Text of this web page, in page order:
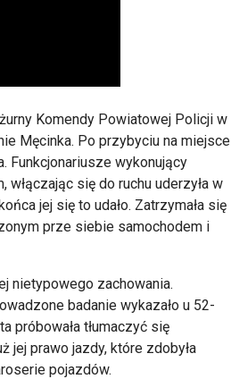
Komendy Powiatowej Policji w
Męcinka. Po przybyciu na miejsce
Funkcjonariusze wykonujący
się do ruchu uderzyła w
jej się to udało. Zatrzymała się
prze siebie samochodem i
nietypowego zachowania.
badanie wykazało u 52-
próbowała tłumaczyć się
jej prawo jazdy, które zdobyła
pojazdów.